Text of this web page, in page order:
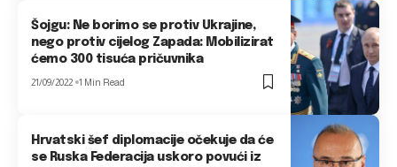
Šojgu: Ne borimo se protiv Ukrajine,
nego protiv cijelog Zapada: Mobilizirat
ćemo 300 tisuća pričuvnika
21/09/2022 1 Min Read
Hrvatski šef diplomacije očekuje da će
se Ruska Federacija uskoro povući iz